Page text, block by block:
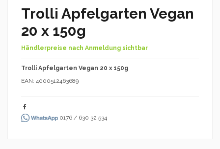
Trolli Apfelgarten Vegan
20 x 150g
Händlerpreise nach Anmeldung sichtbar
Trolli Apfelgarten Vegan 20 x 150g
EAN: 4000512463689
0176 / 630 32 534